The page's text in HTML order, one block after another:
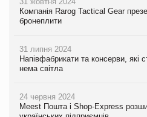
Компанія Rarog Tactical Gear
бронеплити
31 липня 2024
Напівфабрикати та консерви, які
нема світла
24 червня 2024
Meest Пошта і Shop-Express